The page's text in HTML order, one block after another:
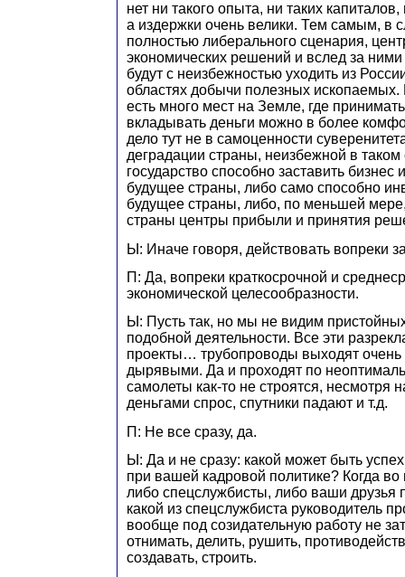
нет ни такого опыта, ни таких
а издержки очень велики. Тем самым, в
полностью либерального сценария,
экономических решений и вслед за
будут с неизбежностью уходить из
областях добычи полезных ископаемых.
есть много мест на Земле, где
вкладывать деньги можно в более
дело тут не в самоценности
деградации страны, неизбежной в таком
государство способно заставить бизнес
будущее страны, либо само способно
будущее страны, либо, по меньшей
страны центры прибыли и принятия
Ы: Иначе говоря, действовать вопреки
П: Да, вопреки краткосрочной и
экономической целесообразности.
Ы: Пусть так, но мы не видим
подобной деятельности. Все эти
проекты… трубопроводы выходят очень
дырявыми. Да и проходят по
самолеты как-то не строятся, несмотря
деньгами спрос, спутники падают и т.д.
П: Не все сразу, да.
Ы: Да и не сразу: какой может быть
при вашей кадровой политике? Когда во
либо спецслужбисты, либо ваши друзья
какой из спецслужбиста руководитель
вообще под созидательную работу не
отнимать, делить, рушить,
создавать, строить.